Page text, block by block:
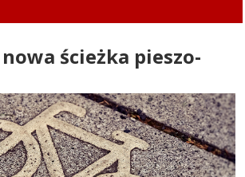
ścieżka pieszo-